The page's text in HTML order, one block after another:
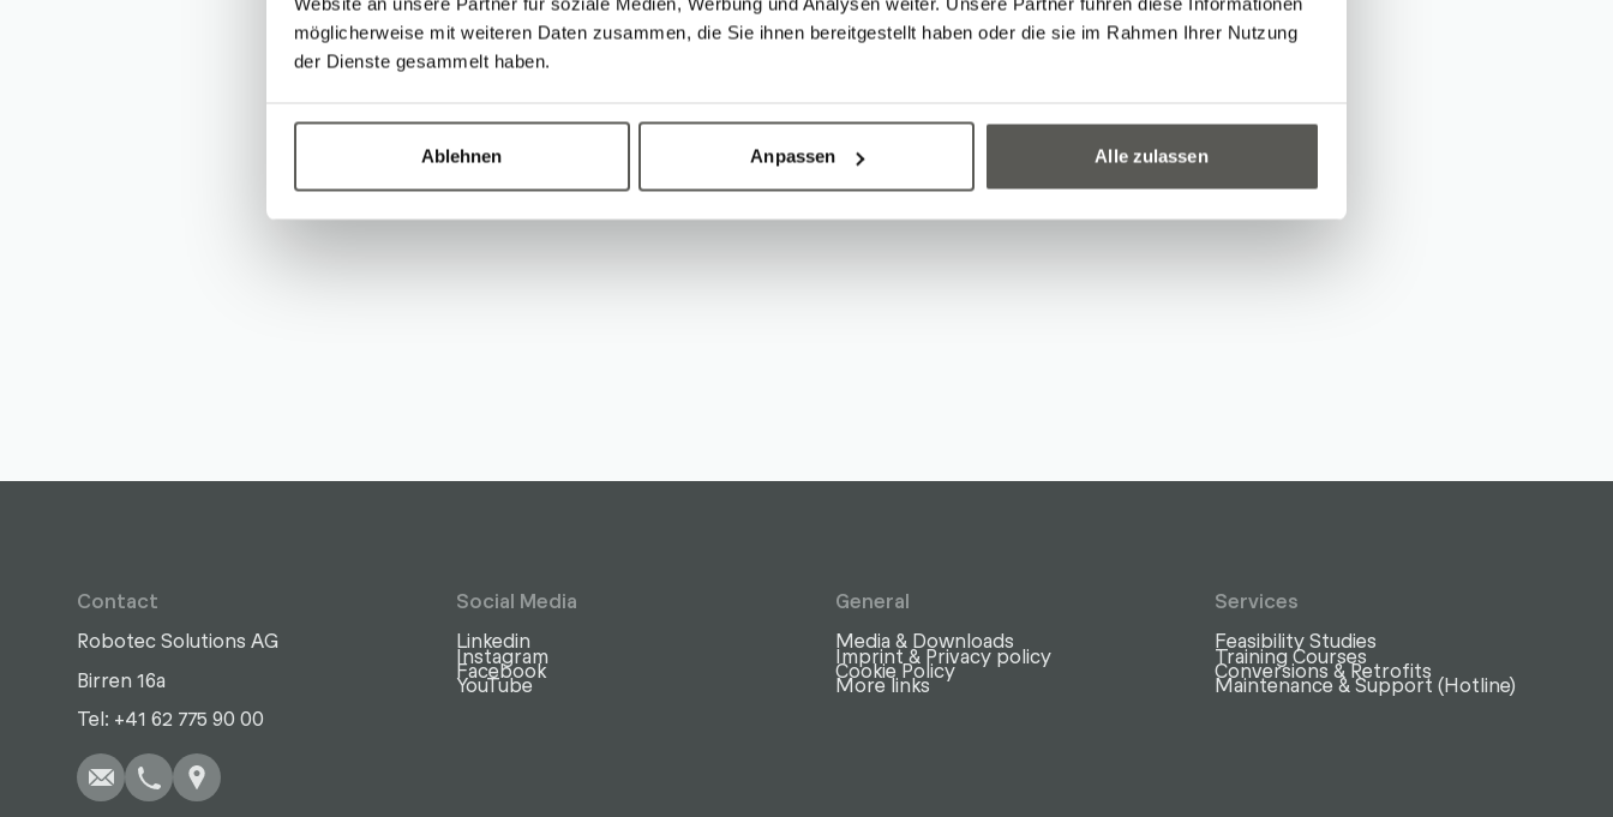
möglicherweise mit weiteren Daten zusammen, die Sie ihnen bereitgestellt haben oder die sie im Rahmen Ihrer Nutzung
der Dienste gesammelt haben.
Ablehnen Anpassen Alle zulassen
technical support, preventive maintenance, training, and optimizations/retrofits.
Contact
Robotec Solutions AG
Birren 16a
Tel: +41 62 775 90 00
Social Media
Linkedin
Instagram
Facebook
YouTube
General
Media & Downloads
Imprint & Privacy policy
Cookie Policy
More links
Services
Feasibility Studies
Training Courses
Conversions & Retrofits
Maintenance & Support (Hotline)